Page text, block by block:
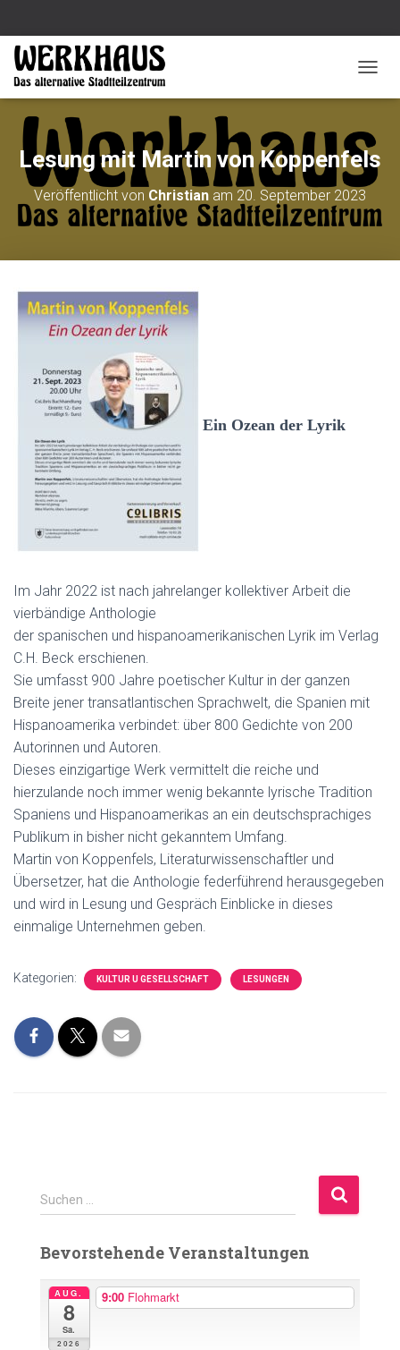
A
I
G
A
T
O
Lesung mit Martin von Koppenfels
Veröffentlicht von Christian am 20. September 2023
Ein Ozean der Lyrik
Im Jahr 2022 ist nach jahrelanger kollektiver Arbeit die
vierbändige Anthologie
der spanischen und hispanoamerikanischen Lyrik im Verlag
C.H. Beck erschienen.
Sie umfasst 900 Jahre poetischer Kultur in der ganzen
Breite jener transatlantischen Sprachwelt, die Spanien mit
Hispanoamerika verbindet: über 800 Gedichte von 200
Autorinnen und Autoren.
Dieses einzigartige Werk vermittelt die reiche und
hierzulande noch immer wenig bekannte lyrische Tradition
Spaniens und Hispanoamerikas an ein deutschsprachiges
Publikum in bisher nicht gekanntem Umfang.
Martin von Koppenfels, Literaturwissenschaftler und
Übersetzer, hat die Anthologie federführend herausgegeben
und wird in Lesung und Gespräch Einblicke in dieses
einmalige Unternehmen geben.
Kategorien: KULTUR U GESELLSCHAFT LESUNGEN
S
u
h
Suchen …
Bevorstehende Veranstaltungen
AUG.
8
Sa.
2026
9:00 Flohmarkt